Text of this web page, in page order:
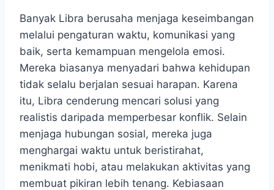
Banyak Libra berusaha menjaga keseimbangan
melalui pengaturan waktu, komunikasi yang
baik, serta kemampuan mengelola emosi.
Mereka biasanya menyadari bahwa kehidupan
tidak selalu berjalan sesuai harapan. Karena
itu, Libra cenderung mencari solusi yang
realistis daripada memperbesar konflik. Selain
menjaga hubungan sosial, mereka juga
menghargai waktu untuk beristirahat,
menikmati hobi, atau melakukan aktivitas yang
membuat pikiran lebih tenang. Kebiasaan